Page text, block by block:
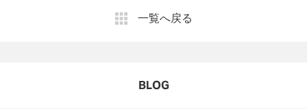
一覧へ戻る
BLOG